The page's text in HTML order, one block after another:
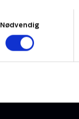
Nødvendig